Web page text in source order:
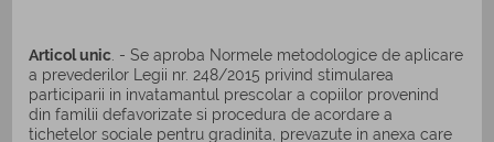
Articol unic . - Se aproba Normele metodologice de aplicare
a prevederilor Legii nr. 248/2015 privind stimularea
participarii in invatamantul prescolar a copiilor provenind
din familii defavorizate si procedura de acordare a
tichetelor sociale pentru gradinita, prevazute in anexa care